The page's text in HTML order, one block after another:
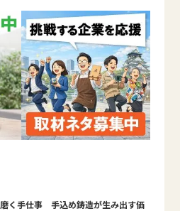
く手仕事 手込め鋳造が生み出す価